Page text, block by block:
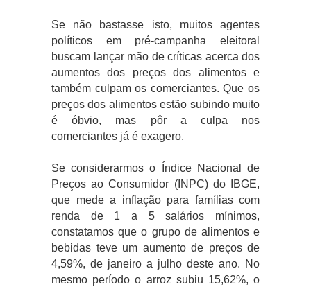
Se não bastasse isto, muitos agentes
políticos em pré-campanha eleitoral
buscam lançar mão de críticas acerca dos
aumentos dos preços dos alimentos e
também culpam os comerciantes. Que os
preços dos alimentos estão subindo muito
é óbvio, mas pôr a culpa nos
comerciantes já é exagero.
Se considerarmos o Índice Nacional de
Preços ao Consumidor (INPC) do IBGE,
que mede a inflação para famílias com
renda de 1 a 5 salários mínimos,
constatamos que o grupo de alimentos e
bebidas teve um aumento de preços de
4,59%, de janeiro a julho deste ano. No
mesmo período o arroz subiu 15,62%, o